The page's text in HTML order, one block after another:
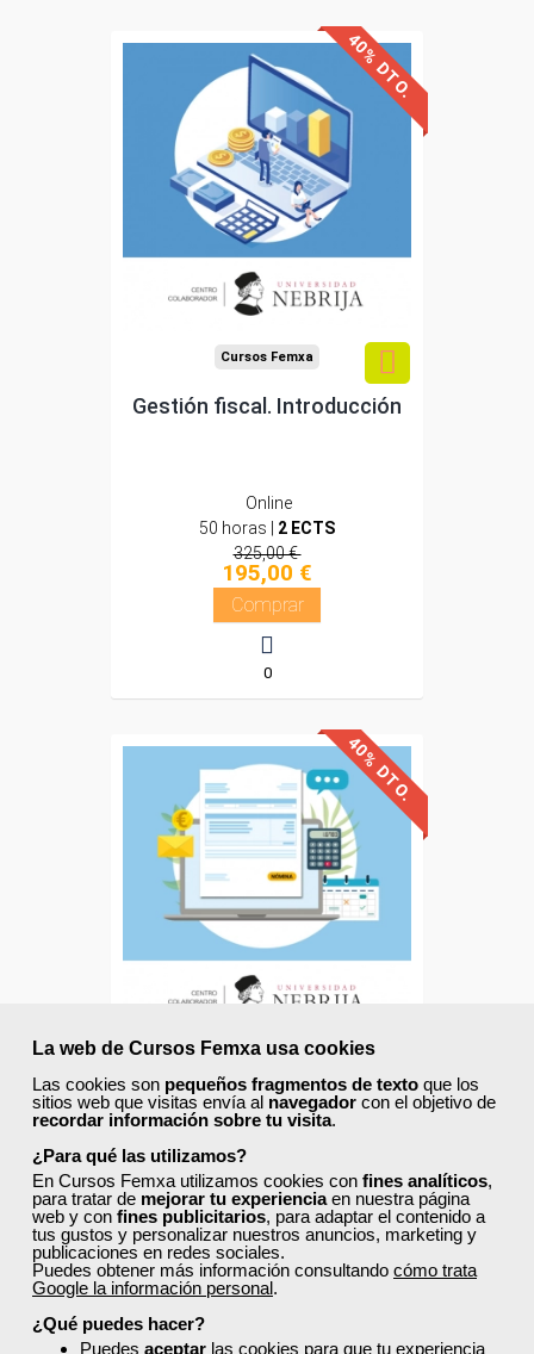
La web de Cursos Femxa usa cookies
Las cookies son pequeños fragmentos de texto que los
sitios web que visitas envía al navegador con el objetivo de
recordar información sobre tu visita.
¿Para qué las utilizamos?
En Cursos Femxa utilizamos cookies con fines analíticos,
para tratar de mejorar tu experienciaen nuestra página
web y con fines publicitarios, para adaptar el contenido a
tus gustos y personalizar nuestros anuncios, marketing y
publicaciones en redes sociales.
Puedes obtener más información consultando cómo trata
Google la información personal.
¿Qué puedes hacer?
Puedes aceptar las cookies para que tu experiencia
40% DTO.
Avalado y reconocido por
la
Universidad Nebrija
Sin requisitos de acceso
Doble titulación
Compra segura
Cursos Femxa
Gestión fiscal. Introducción
Online
50 horas | 2 ECTS
325,00 €
195,00 €
Comprar
0
40% DTO.
Avalado y reconocido por
la
Universidad Nebrija
Sin requisitos de acceso
Doble titulación
Compra segura
Cursos Femxa
Nóminas y seguros sociales
Online
75 horas |3 ECTS
450,00 €
270,00 €